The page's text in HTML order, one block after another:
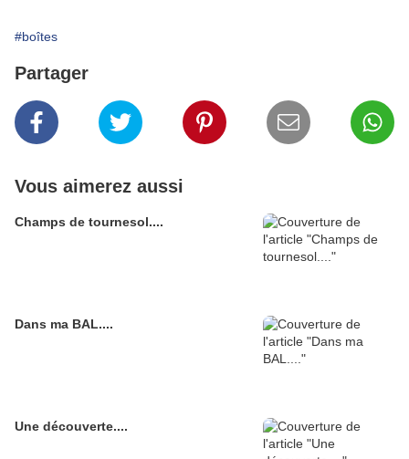
#boîtes
Partager
Vous aimerez aussi
Champs de tournesol....
Dans ma BAL....
Une découverte....